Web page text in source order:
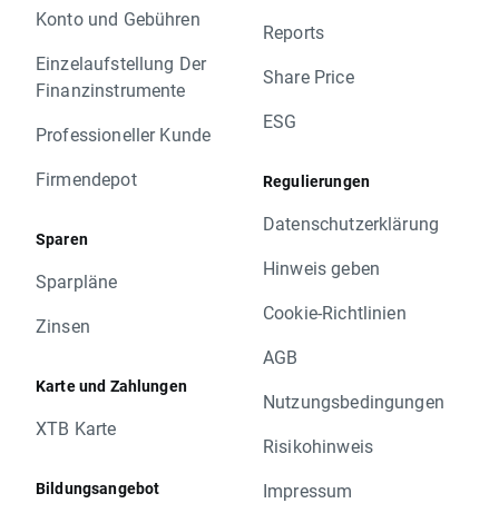
Konto und Gebühren
Einzelaufstellung Der
Finanzinstrumente
Professioneller Kunde
Firmendepot
Sparen
Sparpläne
Zinsen
Karte und Zahlungen
XTB Karte
Bildungsangebot
Reports
Share Price
ESG
Regulierungen
Datenschutzerklärung
Hinweis geben
Cookie-Richtlinien
AGB
Nutzungsbedingungen
Risikohinweis
Impressum